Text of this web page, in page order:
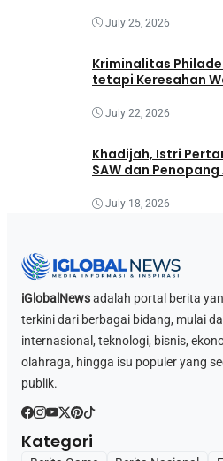
July 25, 2026
Kriminalitas
tetapi Keresahan
July 22, 2026
Khadijah, Istri
SAW dan
July 18, 2026
iGlobalNewsadalah portal berita
terkini dari berbagai bidang, mulai
internasional, teknologi, bisnis,
olahraga, hingga isu populer yang
publik.
Kategori